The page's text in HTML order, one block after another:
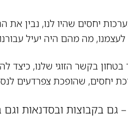
יחסים שהיו לנו, נבין את
לעצמנו, מה מהם היה יעיל
בטחון בקשר הזוגי שלנו,
יחסים, שהופכת צפרדעים
גם בקבוצות ובסדנאות וגם